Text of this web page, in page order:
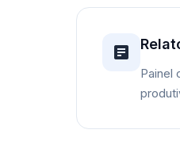
Painel